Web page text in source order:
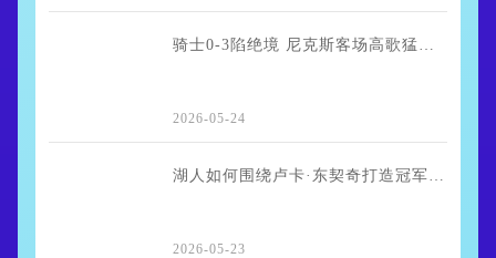
骑士0-3陷绝境 尼克斯客场高歌猛进剑指东决横扫
2026-05-24
湖人如何围绕卢卡·东契奇打造冠军阵容
2026-05-23